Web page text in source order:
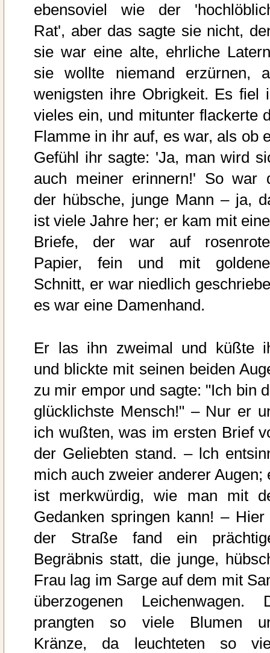
ebensoviel wie der
Rat', aber das sagte sie nicht,
sie war eine alte, ehrliche
sie wollte niemand erzürnen,
wenigsten ihre Obrigkeit. Es fiel
vieles ein, und mitunter flackerte
Flamme in ihr auf, es war, als ob
Gefühl ihr sagte: 'Ja, man wird
auch meiner erinnern!' So war
der hübsche, junge Mann – ja,
ist viele Jahre her; er kam mit
Briefe, der war auf
Papier, fein und mit
Schnitt, er war niedlich
es war eine Damenhand.
Er las ihn zweimal und küßte
und blickte mit seinen beiden
zu mir empor und sagte: "Ich bin
glücklichste Mensch!" – Nur er
ich wußten, was im ersten Brief
der Geliebten stand. – lch
mich auch zweier anderer Augen;
ist merkwürdig, wie man mit
Gedanken springen kann! – Hier
der Straße fand ein
Begräbnis statt, die junge,
Frau lag im Sarge auf dem mit
überzogenen Leichenwagen.
prangten so viele Blumen
Kränze, da leuchteten so